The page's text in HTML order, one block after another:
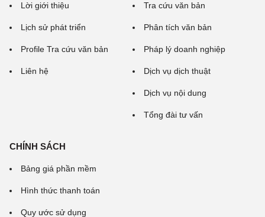
Lời giới thiệu
Lịch sử phát triển
Profile Tra cứu văn bản
Liên hệ
Tra cứu văn bản
Phân tích văn bản
Pháp lý doanh nghiệp
Dịch vụ dịch thuật
Dịch vụ nội dung
Tổng đài tư vấn
CHÍNH SÁCH
Bảng giá phần mềm
Hình thức thanh toán
Quy ước sử dụng